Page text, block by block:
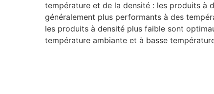
température et de la densité : les produits à
généralement plus performants à des
les produits à densité plus faible sont
température ambiante et à basse